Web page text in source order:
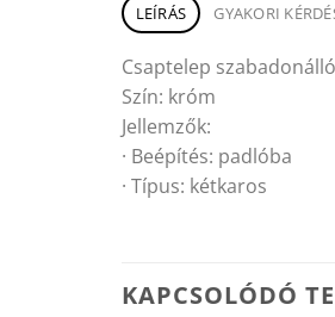
LEÍRÁS GYAKORI
Csaptelep
Szín: króm
Jellemzők:
· Beépítés: padlóba
· Típus: kétkaros
KAPCSOLÓDÓ